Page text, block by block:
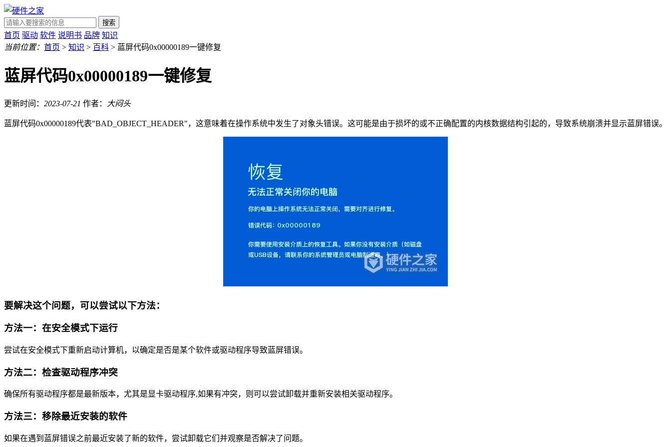
搜索
首页 驱动 软件 说明书 品牌 知识
当前位置： 首页 > 知识 > 百科 > 蓝屏代码0x00000189一键修复
蓝屏代码0x00000189一键修复
更新时间： 2023-07-21 作者： 大闷头
蓝屏代码0x00000189代表"BAD_OBJECT_HEADER"，这意味着在操作系统中发生了对象头错误。这可能是由于损坏的或不正确配置的内核数据结构引起的，导致系统崩溃并显示蓝屏错误。
要解决这个问题，可以尝试以下方法：
方法一：在安全模式下运行
尝试在安全模式下重新启动计算机，以确定是否是某个软件或驱动程序导致蓝屏错误。
方法二：检查驱动程序冲突
确保所有驱动程序都是最新版本，尤其是显卡驱动程序,如果有冲突，则可以尝试卸载并重新安装相关驱动程序。
方法三：移除最近安装的软件
如果在遇到蓝屏错误之前最近安装了新的软件，尝试卸载它们并观察是否解决了问题。